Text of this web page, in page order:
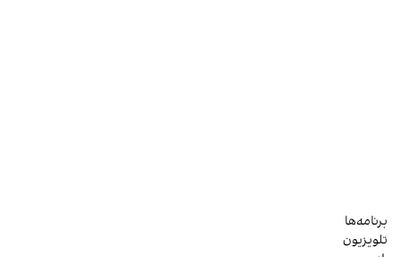
برنامه‌ها
تلویزیون